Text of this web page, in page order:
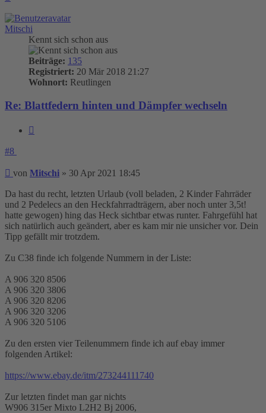
Mitschi
Kennt sich schon aus
Beiträge: 135
Registriert: 20 Mär 2018 21:27
Wohnort: Reutlingen
Re: Blattfedern hinten und Dämpfer wechseln
#8
Beitrag
von Mitschi » 30 Apr 2021 18:45
Da hast du recht, letzten Urlaub (voll beladen, 2 Kinder Fahrräder
und 2 Pedelecs an den Heckfahrradträgern, aber noch unter 3,5t!
hatte gewogen) hing das Heck sichtbar etwas runter. Fahrgefühl hat
sich natürlich auch geändert, aber es kam mir nie unsicher vor. Dein
Tipp gefällt mir trotzdem.
Zu C38 finde ich folgende Nummern in der Liste:
A 906 320 8506
A 906 320 3806
A 906 320 8206
A 906 320 3206
A 906 320 5106
Zu den ersten vier Teilenummern finde ich auf ebay immer
folgenden Artikel:
https://www.ebay.de/itm/273244111740
Zur letzten findet man gar nichts
W906 315er Mixto L2H2 Bj 2006,